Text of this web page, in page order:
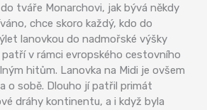
tváře Monarchovi, jak bývá někdy
chce skoro každý, kdo do
lanovkou do nadmořské výšky
v rámci evropského cestovního
hitům. Lanovka na Midi je ovšem
o sobě. Dlouho jí patřil primát
dráhy kontinentu, a i když byla